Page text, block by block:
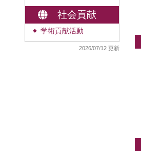
社会貢献
◆ 学術貢献活動
2026/07/12 更新